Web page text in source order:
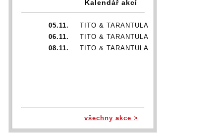
Kalendář akcí
05.11.
TITO & TARANTULA
06.11.
TITO & TARANTULA
08.11.
TITO & TARANTULA
všechny akce >